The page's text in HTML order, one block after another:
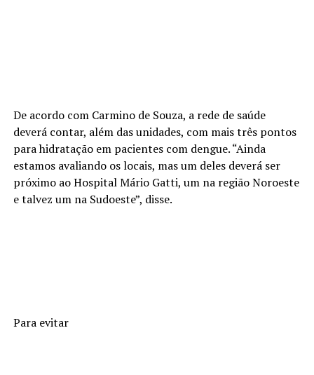
De acordo com Carmino de Souza, a rede de saúde
deverá contar, além das unidades, com mais três pontos
para hidratação em pacientes com dengue. “Ainda
estamos avaliando os locais, mas um deles deverá ser
próximo ao Hospital Mário Gatti, um na região Noroeste
e talvez um na Sudoeste”, disse.
Para evitar